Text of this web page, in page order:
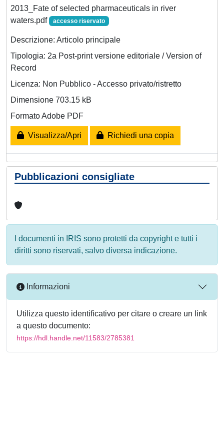
2013_Fate of selected pharmaceuticals in river
waters.pdf
accesso riservato
Descrizione: Articolo principale
Tipologia: 2a Post-print versione editoriale / Version of
Record
Licenza: Non Pubblico - Accesso privato/ristretto
Dimensione 703.15 kB
Formato Adobe PDF
Visualizza/Apri Richiedi una copia
Pubblicazioni consigliate
I documenti in IRIS sono protetti da copyright e tutti i
diritti sono riservati, salvo diversa indicazione.
Informazioni
Utilizza questo identificativo per citare o creare un link
a questo documento:
https://hdl.handle.net/11583/2785381